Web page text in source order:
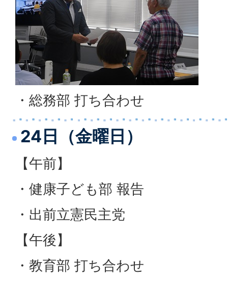
・総務部 打ち合わせ
24日（金曜日）
【午前】
・健康子ども部 報告
・出前立憲民主党
【午後】
・教育部 打ち合わせ